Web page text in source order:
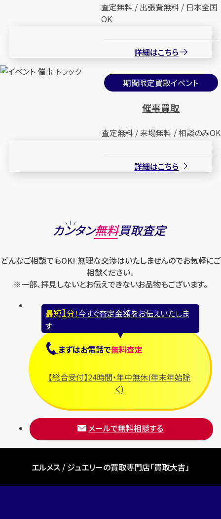
査定無料 / 出張費無料 / 日本全国
OK
詳細はこちら
期間限定買取イベント
催事買取
査定無料 / 来場無料 / 相談のみOK
詳細はこちら
カンタン無料買取査定
どんなご相談でもOK! 無理な交渉はいたしませんのでお気軽にご
相談ください。
※一部、拝見しないとお伝えできないお品物もございます。
最短1分！今すぐ査定金額をお伝えいたしま
す
まずはお電話で無料査定
【総合受付】24時間・年中無休(年末年始除
く)
メールで無料相談する
エルメス / ジュエリーの買取専門店「買取大吉」